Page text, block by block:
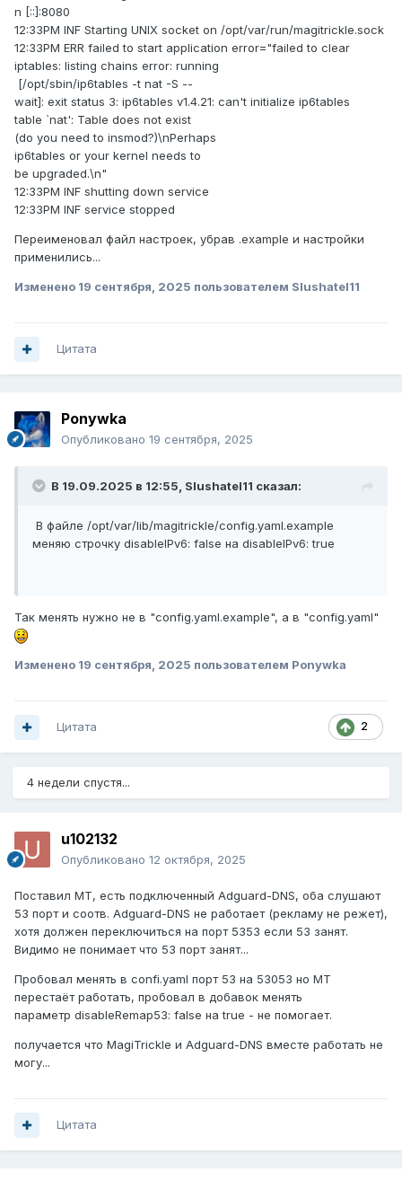
n [::]:8080
12:33PM INF Starting UNIX socket on /opt/var/run/magitrickle.sock
12:33PM ERR failed to start application error="failed to clear
iptables: listing chains error: running
[/opt/sbin/ip6tables -t nat -S --
wait]: exit status 3: ip6tables v1.4.21: can't initialize ip6tables
table `nat': Table does not exist
(do you need to insmod?)\nPerhaps
ip6tables or your kernel needs to
be upgraded.\n"
12:33PM INF shutting down service
12:33PM INF service stopped
Переименовал файл настроек, убрав .example и настройки
применились...
Изменено 19 сентября, 2025 пользователем Slushatel11
Цитата
Ponywka
Опубликовано 19 сентября, 2025
В 19.09.2025 в 12:55, Slushatel11 сказал:
В файле /opt/var/lib/magitrickle/config.yaml.example
меняю строчку disableIPv6: false на disableIPv6: true
Так менять нужно не в "config.yaml.example", а в "config.yaml"
Изменено 19 сентября, 2025 пользователем Ponywka
2
Цитата
4 недели спустя...
u102132
Опубликовано 12 октября, 2025
Поставил МТ, есть подключенный Adguard-DNS, оба слушают
53 порт и соотв. Adguard-DNS не работает (рекламу не режет),
хотя должен переключиться на порт 5353 если 53 занят.
Видимо не понимает что 53 порт занят...
Пробовал менять в confi.yaml порт 53 на 53053 но МТ
перестаёт работать, пробовал в добавок менять
параметр disableRemap53: false на true - не помогает.
получается что MagiTrickle и Adguard-DNS вместе работать не
могу...
Цитата